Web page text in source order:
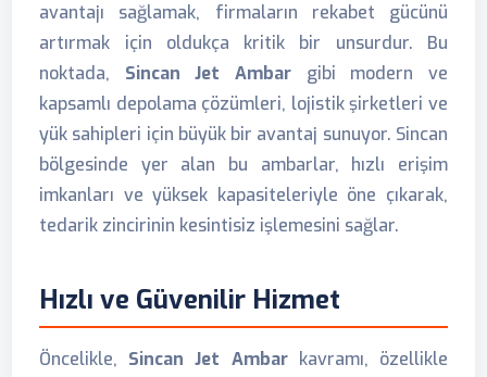
avantajı sağlamak, firmaların rekabet gücünü
artırmak için oldukça kritik bir unsurdur. Bu
noktada, Sincan Jet Ambar gibi modern ve
kapsamlı depolama çözümleri, lojistik şirketleri ve
yük sahipleri için büyük bir avantaj sunuyor. Sincan
bölgesinde yer alan bu ambarlar, hızlı erişim
imkanları ve yüksek kapasiteleriyle öne çıkarak,
tedarik zincirinin kesintisiz işlemesini sağlar.
Hızlı ve Güvenilir Hizmet
Öncelikle, Sincan Jet Ambarkavramı, özellikle